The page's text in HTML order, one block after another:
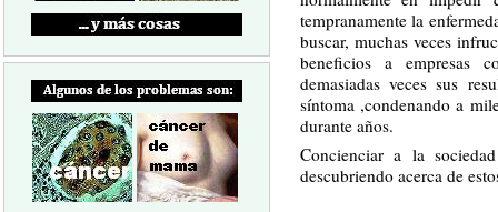
tempranamente la
buscar, muchas veces
beneficios a empresas
demasiadas veces sus
síntoma ,condenando a
durante años.
Concienciar a la
descubriendo acerca de